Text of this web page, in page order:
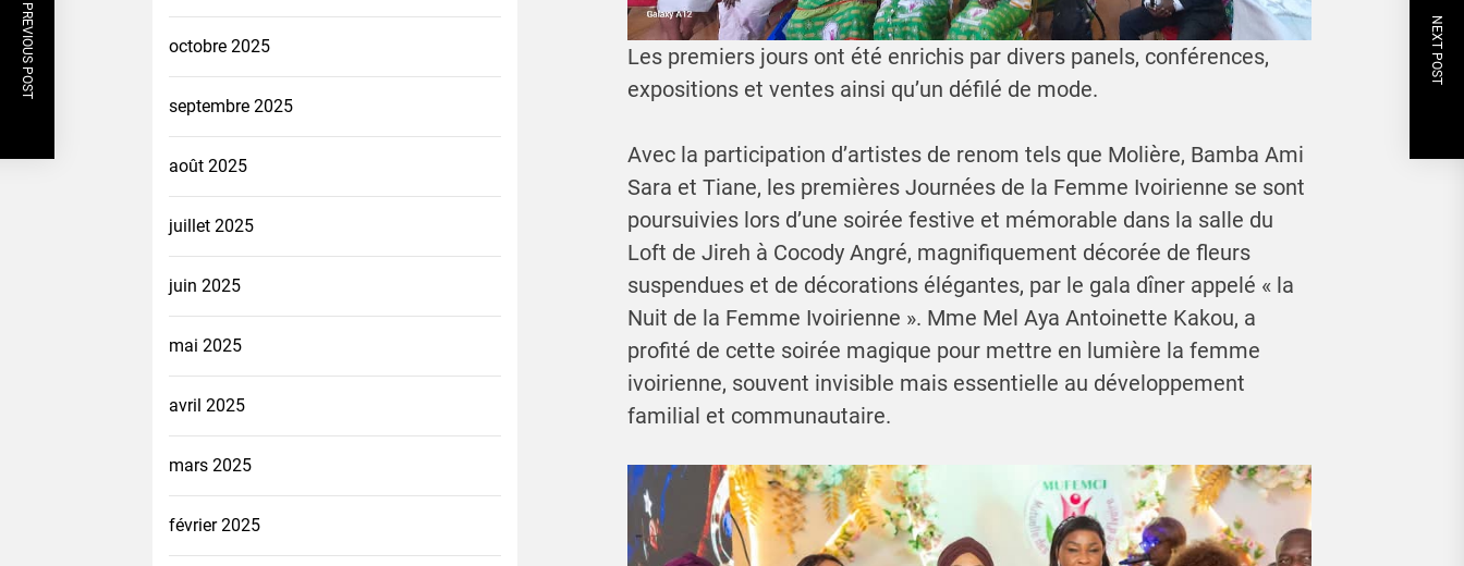
Les premiers jours ont été enrichis par divers panels, conférences,
expositions et ventes ainsi qu’un défilé de mode.
Avec la participation d’artistes de renom tels que Molière, Bamba Ami
Sara et Tiane, les premières Journées de la Femme Ivoirienne se sont
poursuivies lors d’une soirée festive et mémorable dans la salle du
Loft de Jireh à Cocody Angré, magnifiquement décorée de fleurs
suspendues et de décorations élégantes, par le gala dîner appelé « la
Nuit de la Femme Ivoirienne ». Mme Mel Aya Antoinette Kakou, a
profité de cette soirée magique pour mettre en lumière la femme
ivoirienne, souvent invisible mais essentielle au développement
familial et communautaire.
PREVIOUS POST NEXT POST
octobre 2025
septembre 2025
août 2025
juillet 2025
juin 2025
mai 2025
avril 2025
mars 2025
février 2025